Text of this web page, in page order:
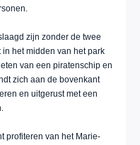
zijn zonder de twee
het midden van het park
van een piratenschip en
zich aan de bovenkant
en uitgerust met een
profiteren van het Marie-